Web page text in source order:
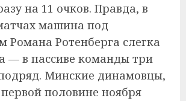
на 11 очков. Правда, в
машина под
Романа Ротенберга слегка
— в пассиве команды три
Минские динамовцы,
половине ноября